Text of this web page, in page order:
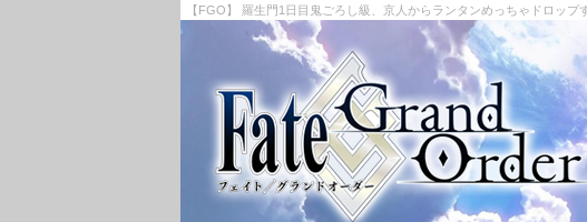
【FGO】 羅生門1日目鬼ごろし級、京人からランタンめっちゃドロッ